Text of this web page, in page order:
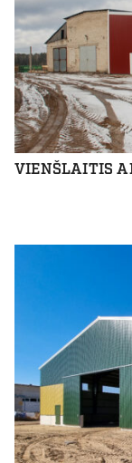
VIENŠLAITIS